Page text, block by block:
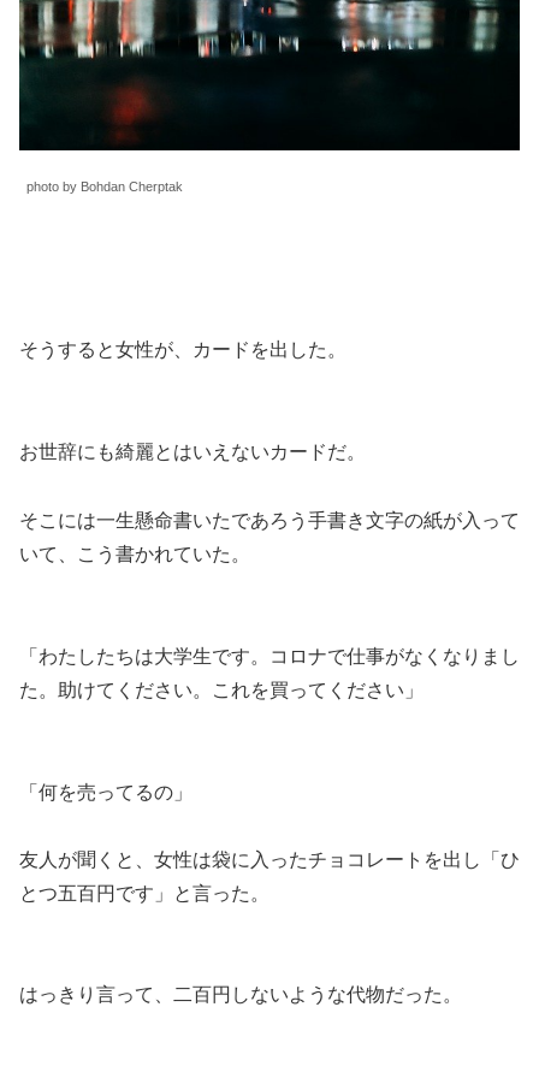
photo by Bohdan Cherptak
そうすると女性が、カードを出した。
お世辞にも綺麗とはいえないカードだ。
そこには一生懸命書いたであろう手書き文字の紙が入って
いて、こう書かれていた。
「わたしたちは大学生です。コロナで仕事がなくなりまし
た。助けてください。これを買ってください」
「何を売ってるの」
友人が聞くと、女性は袋に入ったチョコレートを出し「ひ
とつ五百円です」と言った。
はっきり言って、二百円しないような代物だった。